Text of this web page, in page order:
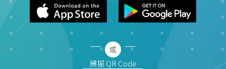
掃描 QR Code